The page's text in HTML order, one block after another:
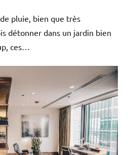
pluie, bien que très
détonner dans un jardin bien
ces…